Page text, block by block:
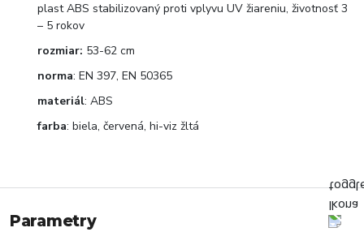
plast ABS stabilizovaný proti vplyvu UV žiareniu, životnosť 3
– 5 rokov
rozmiar: 53-62 cm
norma: EN 397, EN 50365
materiál: ABS
farba: biela, červená, hi-viz žltá
Parametry